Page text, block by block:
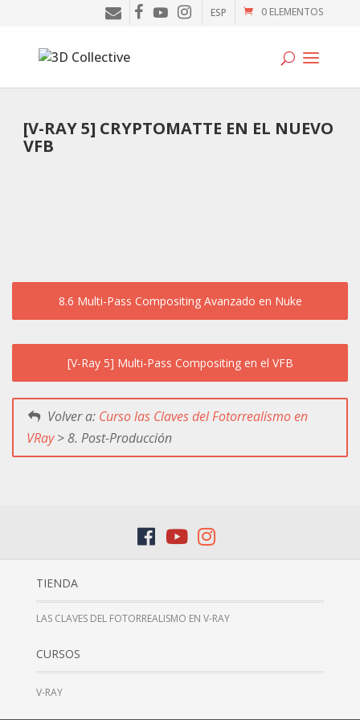
Tutoriales
Tienda
Mi Cuenta
0 ELEMENTOS
ESP
[V-RAY 5] CRYPTOMATTE EN EL NUEVO
VFB
8.6 Multi-Pass Compositing Avanzado en Nuke
[V-Ray 5] Multi-Pass Compositing en el VFB
Volver a: Curso las Claves del Fotorrealismo en
VRay> 8. Post-Producción
TIENDA
LAS CLAVES DEL FOTORREALISMO EN V-RAY
CURSOS
V-RAY